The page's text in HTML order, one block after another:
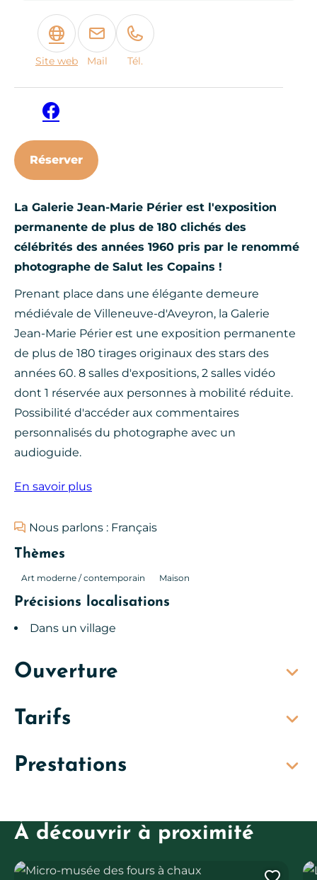
La Galerie Jean-Marie Périer est l'exposition
permanente de plus de 180 clichés des
célébrités des années 1960 pris par le renommé
photographe de Salut les Copains !
Prenant place dans une élégante demeure
médiévale de Villeneuve-d'Aveyron, la Galerie
Jean-Marie Périer est une exposition permanente
de plus de 180 tirages originaux des stars des
années 60. 8 salles d'expositions, 2 salles vidéo
dont 1 réservée aux personnes à mobilité réduite.
Possibilité d'accéder aux commentaires
personnalisés du photographe avec un
audioguide.
En savoir plus
Nous parlons : Français
Thèmes
Art moderne / contemporain Maison
Précisions localisations
Dans un village
Ouverture
Tarifs
Prestations
Site web Mail Tél.
Facebook
Réserver
À découvrir à proximité
Micro-musée des fours à chaux